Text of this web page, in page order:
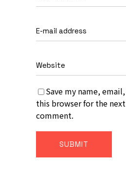
Save my name,
this browser for the
comment.